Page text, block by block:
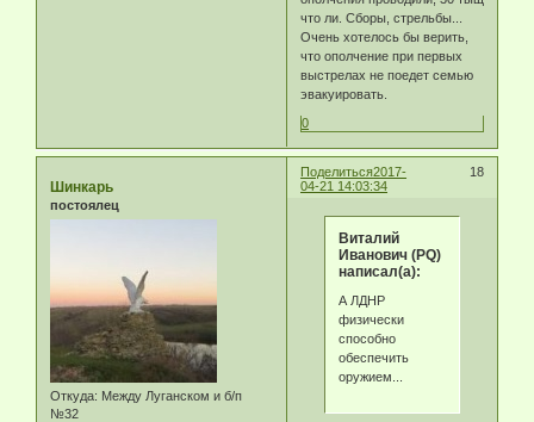
что ли. Сборы, стрельбы...
Очень хотелось бы верить,
что ополчение при первых
выстрелах не поедет семью
эвакуировать.
0
Поделиться 18
2017-
04-21 14:03:34
Шинкарь
постоялец
Откуда: Между Луганском и б/п
№32
Виталий
Иванович (PQ)
написал(а):
А ЛДНР
физически
способно
обеспечить
оружием...